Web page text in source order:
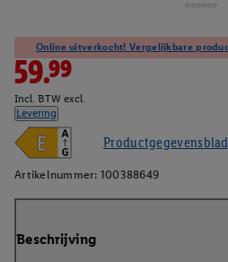
Online uitverkocht! Vergelijkbare
59.99
Incl. BTW excl.
Levering
Productgegevensblad
Artikelnummer: 100388649
Beschrijving